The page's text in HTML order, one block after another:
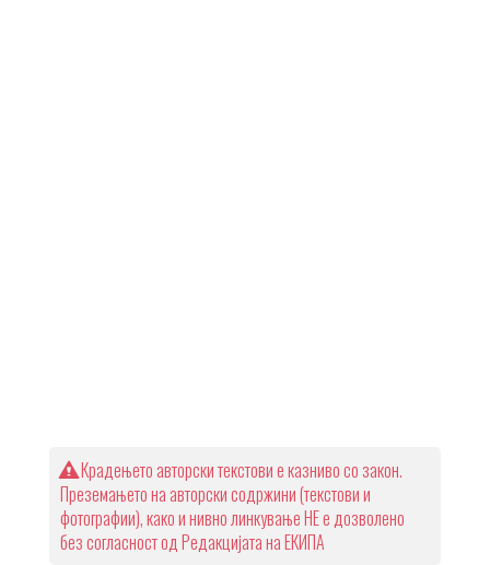
Крадењето авторски текстови е казниво со закон.
Преземањето на авторски содржини (текстови и
фотографии), како и нивно линкување НЕ е дозволено
без согласност од Редакцијата на ЕКИПА